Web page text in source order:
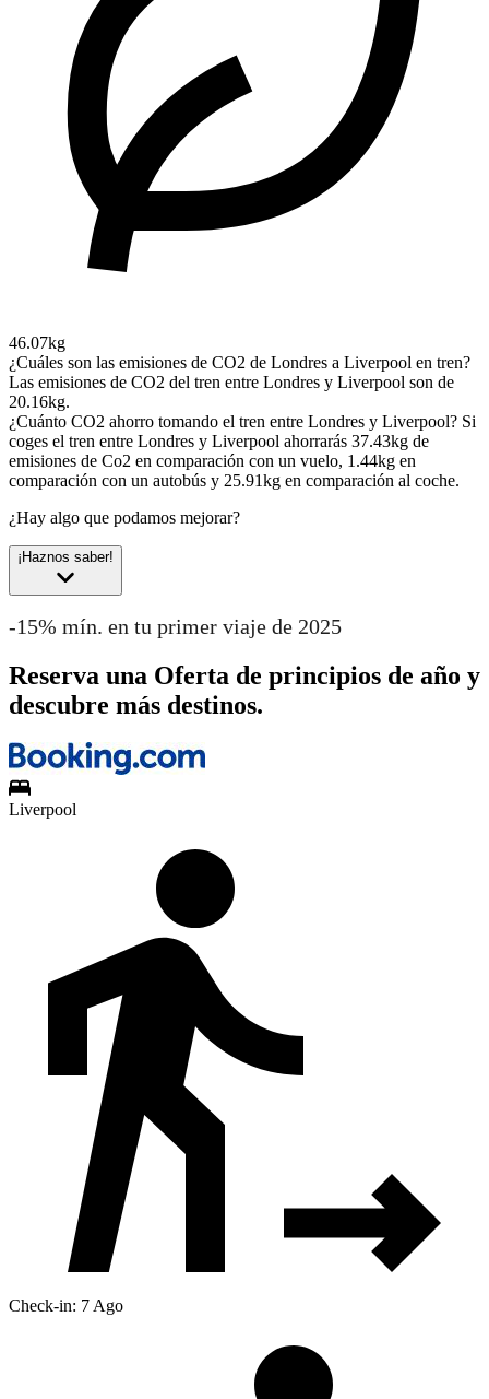
46.07kg
¿Cuáles son las emisiones de CO2 de Londres a Liverpool en tren?
Las emisiones de CO2 del tren entre Londres y Liverpool son de
20.16kg.
¿Cuánto CO2 ahorro tomando el tren entre Londres y Liverpool? Si
coges el tren entre Londres y Liverpool ahorrarás 37.43kg de
emisiones de Co2 en comparación con un vuelo, 1.44kg en
comparación con un autobús y 25.91kg en comparación al coche.
¿Hay algo que podamos mejorar?
¡Haznos saber!
-15% mín. en tu primer viaje de 2025
Reserva una Oferta de principios de año y
descubre más destinos.
Liverpool
Check-in: 7 Ago